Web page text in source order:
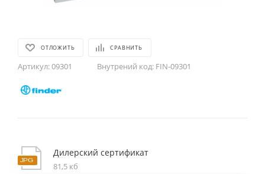
ОТЛОЖИТЬ СРАВНИТЬ
Артикул:09301 Внутрений код: FIN-09301
Дилерский сертификат
81,5 кб